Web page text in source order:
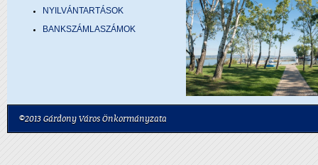
NYILVÁNTARTÁSOK
BANKSZÁMLASZÁMOK
©2013 Gárdony Város Önkormányzata